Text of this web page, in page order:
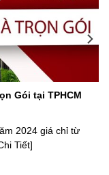
Gói tại TPHCM
2024 giá chỉ từ
Tiết]